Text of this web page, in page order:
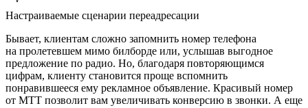
Настраиваемые сценарии переадресации
Бывает, клиентам сложно запомнить номер телефона
на пролетевшем мимо билборде или, услышав выгодное
предложение по радио. Но, благодаря повторяющимся
цифрам, клиенту становится проще вспомнить
понравившееся ему рекламное объявление. Красивый номер
от МТТ позволит вам увеличивать конверсию в звонки. А еще